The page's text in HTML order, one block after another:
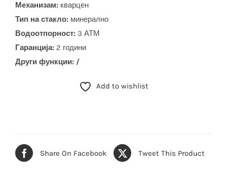
Механизам: кварцен
Тип на стакло: минерално
Водоотпорност: 3 АТМ
Гаранција: 2 години
Други функции: /
Add to wishlist
Share On Facebook Tweet This Product